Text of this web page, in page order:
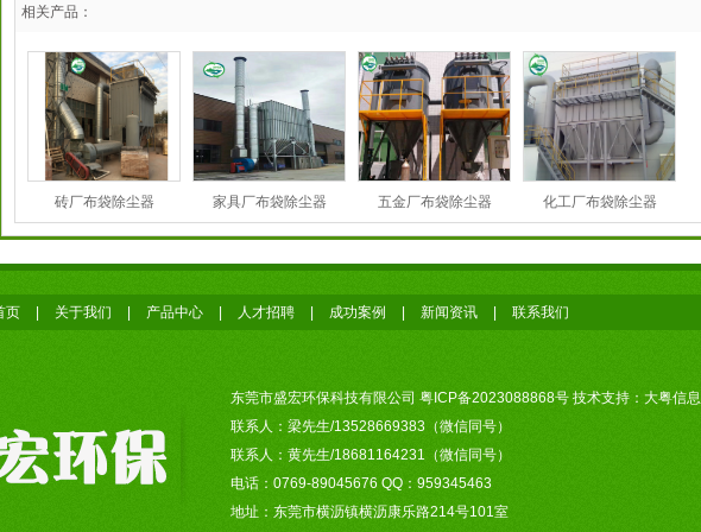
相关产品：
砖厂布袋除尘器 家具厂布袋除尘器 五金厂布袋除尘器 化工厂布袋除尘器
页 关于我们 产品中心 人才招聘 成功案例 新闻资讯 联系我们
东莞市盛宏环保科技有限公司 粤ICP备2023088868号 技术支持：大粤信息
联系人：梁先生/13528669383（微信同号）
联系人：黄先生/18681164231（微信同号）
电话：0769-89045676 QQ：959345463
地址：东莞市横沥镇横沥康乐路214号101室